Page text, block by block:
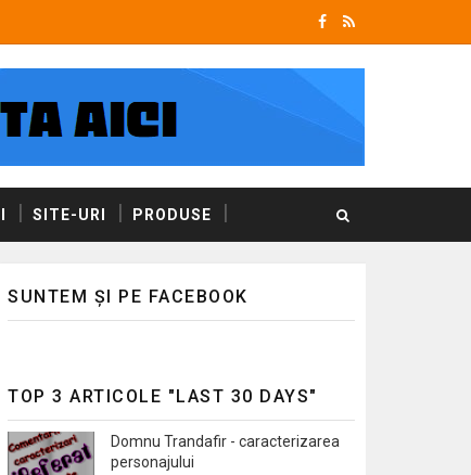
SITE-URI PRODUSE
SUNTEM ȘI PE FACEBOOK
TOP 3 ARTICOLE "LAST 30 DAYS"
Domnu Trandafir - caracterizarea
personajului